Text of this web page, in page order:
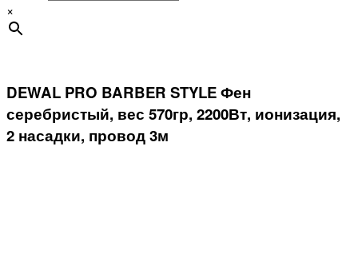
×
DEWAL PRO BARBER STYLE Фен
серебристый, вес 570гр, 2200Вт, ионизация,
2 насадки, провод 3м